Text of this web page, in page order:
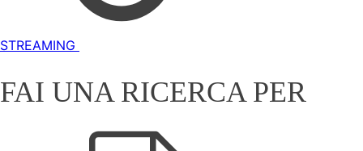
STREAMING
FAI UNA RICERCA PER